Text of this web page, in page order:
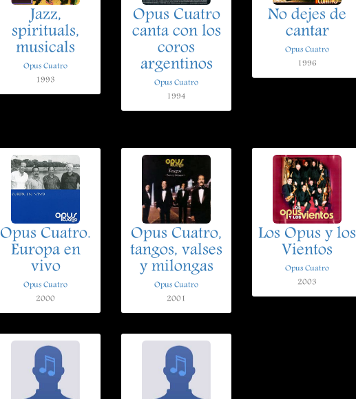
Jazz,
spirituals,
musicals
Opus Cuatro
1993
Opus Cuatro
canta con los
coros
argentinos
Opus Cuatro
1994
No dejes de
cantar
Opus Cuatro
1996
Opus Cuatro.
Europa en
vivo
Opus Cuatro
2000
Opus Cuatro,
tangos, valses
y milongas
Opus Cuatro
2001
Los Opus y los
Vientos
Opus Cuatro
2003